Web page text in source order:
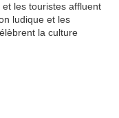
les touristes affluent
ludique et les
la culture